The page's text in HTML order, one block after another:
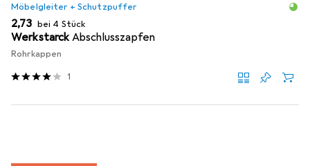
Möbelgleiter + Schutzpuffer
EUR
2,73 bei 4 Stück
WerkstarckAbschlusszapfen
Rohrkappen
1